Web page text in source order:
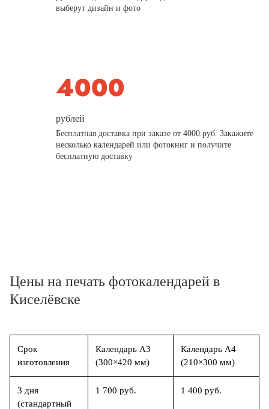
выберут дизайн и фото
рублей
Бесплатная доставка при заказе от 4000 руб. Закажите
несколько календарей или фотокниг и получите
бесплатную доставку
Цены на печать фотокалендарей в
Киселёвске
Срок
изготовления
Календарь А3
(300×420 мм)
Календарь А4
(210×300 мм)
3 дня
(стандартный
1 700 руб. 1 400 руб.